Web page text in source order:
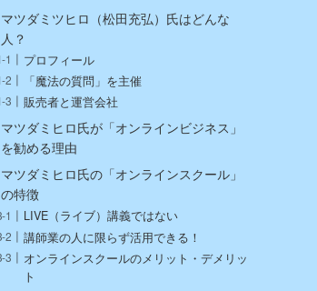
マツダミツヒロ（松田充弘）氏はどんな
人？
プロフィール
「魔法の質問」を主催
販売者と運営会社
マツダミヒロ氏が「オンラインビジネス」
を勧める理由
マツダミヒロ氏の「オンラインスクール」
の特徴
LIVE（ライブ）講義ではない
講師業の人に限らず活用できる！
オンラインスクールのメリット・デメリッ
ト